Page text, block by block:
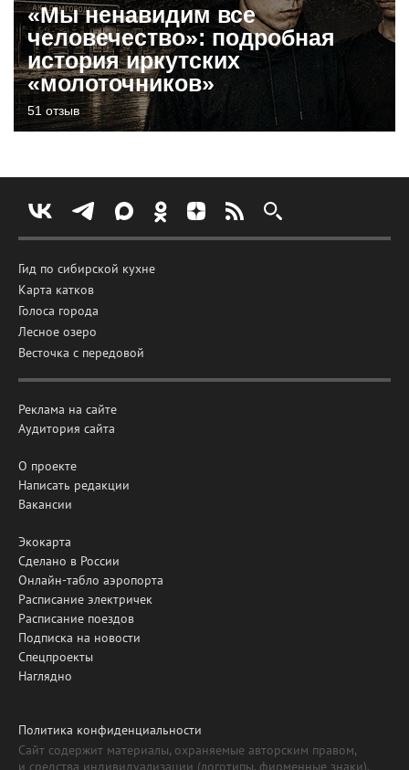
«Мы ненавидим все
человечество»: подробная
история иркутских
«молоточников»
51 отзыв
Гид по сибирской кухне
Карта катков
Голоса города
Лесное озеро
Весточка с передовой
Реклама на сайте
Аудитория сайта
О проекте
Написать редакции
Вакансии
Экокарта
Сделано в России
Онлайн-табло аэропорта
Расписание электричек
Расписание поездов
Подписка на новости
Спецпроекты
Наглядно
Политика конфиденциальности
Сайт содержит материалы, охраняемые авторским правом,
и средства индивидуализации (логотипы, фирменные знаки).